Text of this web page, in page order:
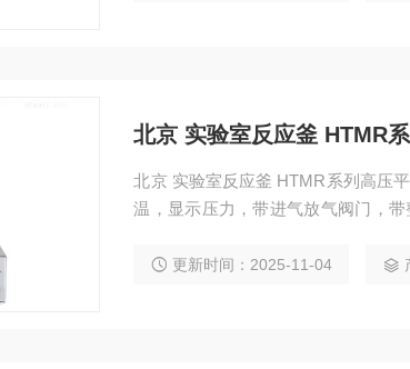
北京 实验室反应釜 HTMR
北京 实验室反应釜 HTMR系列高压
温，显示压力，带进气放气阀门，
程、数据采集等诸多控制功能。
更新时间：2025-11-04